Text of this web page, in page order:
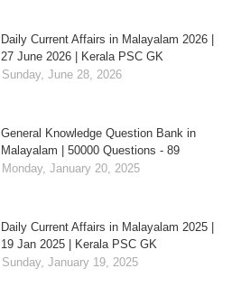
Daily Current Affairs in Malayalam 2026 |
27 June 2026 | Kerala PSC GK
Sunday, June 28, 2026
General Knowledge Question Bank in
Malayalam | 50000 Questions - 89
Monday, January 20, 2025
Daily Current Affairs in Malayalam 2025 |
19 Jan 2025 | Kerala PSC GK
Sunday, January 19, 2025